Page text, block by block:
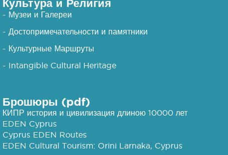
Культура и Религия
- Музеи и Галереи
- Достопримечательности и памятники
- Культурные Маршруты
- Intangible Cultural Heritage
Брошюры (pdf)
КИПР история и цивилизация длиною 10000 лет
EDEN Cyprus
Cyprus EDEN Routes
EDEN Cultural Tourism: Orini Larnaka, Cyprus